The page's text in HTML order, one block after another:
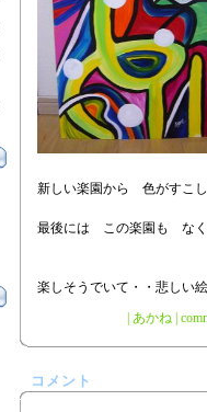
新しい楽園から 色がすこ
最後には この楽園も なく
楽しそうでいて・・悲しい
あかね|
コメント